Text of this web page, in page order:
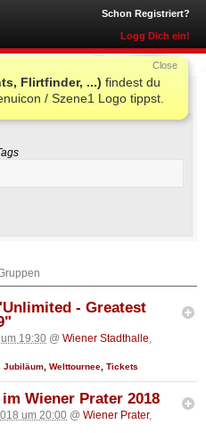
Schon Registriert?
Logg Dich ein!
Flirtfinder, ...) findest du
/ Szene1 Logo tippst.
Close
- Greatest
19:30 @ Wiener Stadthalle,
Jubiläum Welttournee Tickets
Wiener Prater 2018
um 20:00 @ Wiener Prater,